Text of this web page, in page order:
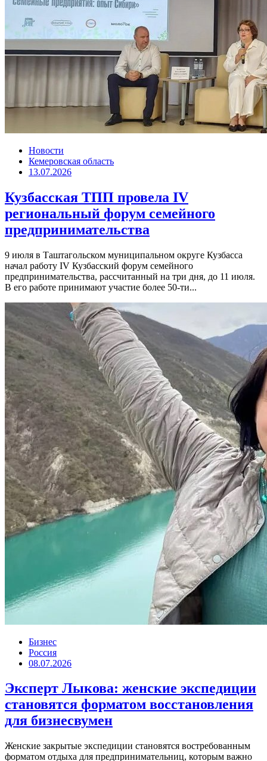
Новости
Кемеровская область
13.07.2026
Кузбасская ТПП провела IV
региональный форум семейного
предпринимательства
9 июля в Таштагольском муниципальном округе Кузбасса
начал работу IV Кузбасский форум семейного
предпринимательства, рассчитанный на три дня, до 11 июля.
В его работе принимают участие более 50-ти...
Бизнес
Россия
08.07.2026
Эксперт Лыкова: женские экспедиции
становятся форматом восстановления
для бизнесвумен
Женские закрытые экспедиции становятся востребованным
форматом отдыха для предпринимательниц, которым важно